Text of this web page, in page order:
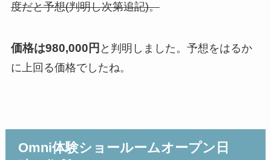
度だと予想(判明し次第追記)。
価格は980,000円 と判明しました。予想をはるか
に上回る価格でしたね。
Omni体験ショールームオープン日